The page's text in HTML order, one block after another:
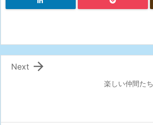
楽しい仲間たち

Next